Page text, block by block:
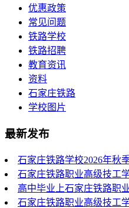
优惠政策
常见问题
铁路学校
铁路招聘
教育资讯
资料
石家庄铁路
学校图片
最新发布
石家庄铁路学校2026年秋
石家庄铁路职业高级技工
高中毕业上石家庄铁路职
石家庄铁路职业高级技工